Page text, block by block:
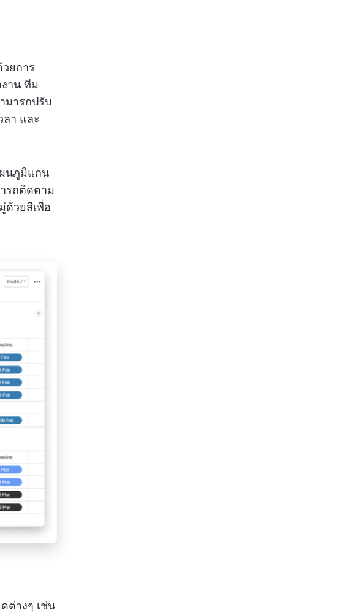
ยการ
าน ทีม
มารถปรับ
า และ
นภูมิแกน
รถติดตาม
ด้วยสีเพื่อ
ต่างๆ เช่น